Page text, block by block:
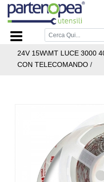
Home Page/
PROFILI ALLUMINIO
24V 15W\MT LUCE 3000
CON TELECOMANDO /